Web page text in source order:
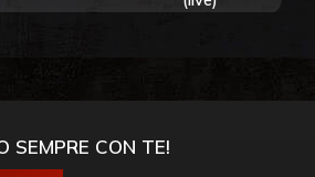
SEMPRE CON TE!